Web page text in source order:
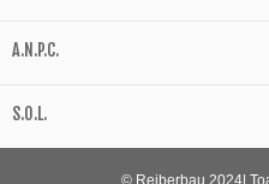
A.N.P.C.
S.O.L.
© Reiberbau 2024|